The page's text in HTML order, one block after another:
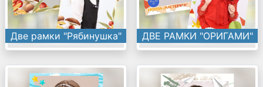
Две рамки "Рябинушка" ДВЕ РАМКИ "ОРИГАМИ"